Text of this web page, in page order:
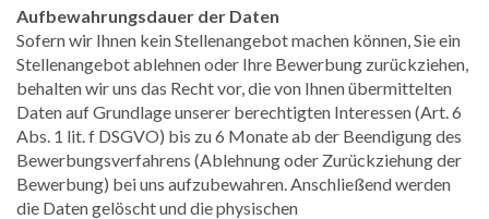
Aufbewahrungsdauer der Daten
Sofern wir Ihnen kein Stellenangebot machen können, Sie ein
Stellenangebot ablehnen oder Ihre Bewerbung zurückziehen,
behalten wir uns das Recht vor, die von Ihnen übermittelten
Daten auf Grundlage unserer berechtigten Interessen (Art. 6
Abs. 1 lit. f DSGVO) bis zu 6 Monate ab der Beendigung des
Bewerbungsverfahrens (Ablehnung oder Zurückziehung der
Bewerbung) bei uns aufzubewahren. Anschließend werden
die Daten gelöscht und die physischen